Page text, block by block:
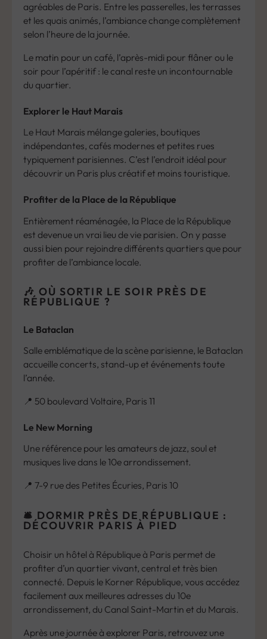
agréables de Paris. Entre les passerelles, les terrasses
et les quais animés, l’ambiance change complètement
selon l’heure de la journée.
Le matin pour un café, l’après-midi pour flâner ou le
soir pour l’apéritif : le canal reste un incontournable
du quartier.
Explorer le Haut Marais
Le Haut Marais mélange galeries, boutiques
indépendantes, cafés modernes et petites rues
typiquement parisiennes. C’est l’endroit idéal pour
découvrir un Paris plus créatif et moins touristique.
Profiter de la Place de la République
Entièrement réaménagée, la Place de la République
est devenue un vrai lieu de vie parisien. On y passe
aussi bien pour rejoindre différents quartiers que pour
profiter de l’ambiance locale.
🎶 OÙ SORTIR LE SOIR PRÈS DE
RÉPUBLIQUE ?
Le Bataclan
Salle emblématique de la scène parisienne, le Bataclan
accueille concerts, stand-up et événements toute
l’année.
📍 50 boulevard Voltaire, Paris 11
Le New Morning
Une référence pour les amateurs de jazz, soul et
musiques live dans le 10e arrondissement.
📍 7-9 rue des Petites Écuries, Paris 10
🛎️ DORMIR PRÈS DE RÉPUBLIQUE :
DÉCOUVRIR PARIS À PIED
Choisir un hôtel à République à Paris permet de
profiter d’un quartier vivant, central et très bien
connecté. Depuis le Korner République, vous accédez
facilement aux meilleures adresses du 10e
arrondissement, du Canal Saint-Martin et du Marais.
Après une journée à explorer Paris, retrouvez une